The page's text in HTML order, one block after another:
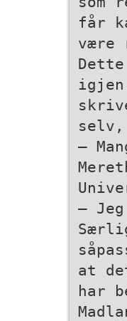
får
selv,
–
–
at
har